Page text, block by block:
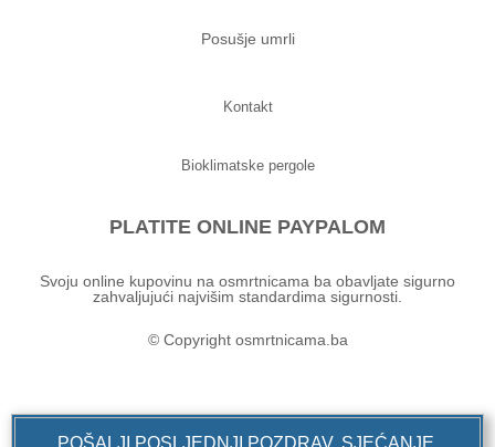
POŠALJI POSLJEDNJI POZDRAV, SJEĆANJE,
Posušje umrli
Kontakt
Bioklimatske pergole
PLATITE ONLINE PAYPALOM
Svoju online kupovinu na osmrtnicama ba obavljate sigurno
zahvaljujući najvišim standardima sigurnosti.
© Copyright osmrtnicama.ba